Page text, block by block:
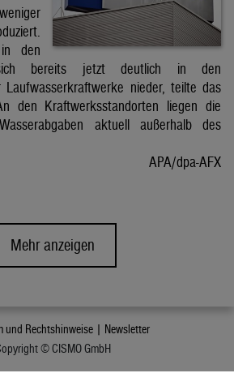
den
bereits jetzt deutlich in den
Laufwasserkraftwerke nieder, teilte das
den Kraftwerksstandorten liegen die
aktuell außerhalb des
APA/dpa-AFX
Mehr anzeigen
und Rechtshinweise | Newsletter
© CISMO GmbH